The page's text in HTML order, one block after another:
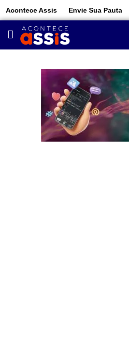
Acontece Assis Envie Sua Pauta